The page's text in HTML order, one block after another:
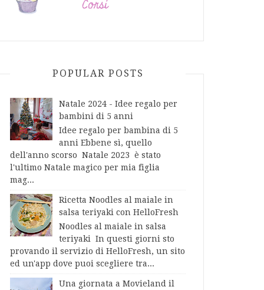
POPULAR POSTS
Natale 2024 - Idee regalo per
bambini di 5 anni
Idee regalo per bambina di 5
anni Ebbene sì, quello
dell'anno scorso Natale 2023 è stato
l'ultimo Natale magico per mia figlia
mag...
Ricetta Noodles al maiale in
salsa teriyaki con HelloFresh
Noodles al maiale in salsa
teriyaki In questi giorni sto
provando il servizio di HelloFresh, un sito
ed un'app dove puoi scegliere tra...
Una giornata a Movieland il